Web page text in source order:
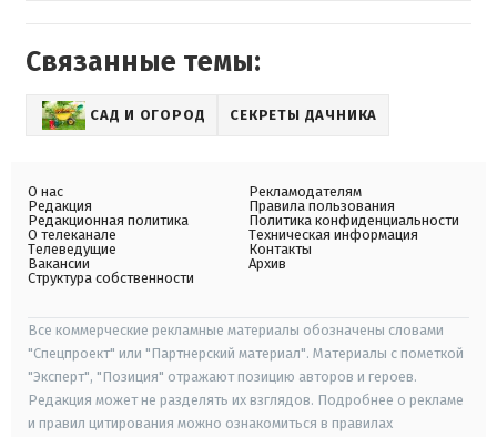
Связанные темы:
САД И ОГОРОД СЕКРЕТЫ ДАЧНИКА
О нас
Редакция
Редакционная политика
О телеканале
Телеведущие
Вакансии
Структура собственности
Рекламодателям
Правила пользования
Политика конфиденциальности
Техническая информация
Контакты
Архив
Все коммерческие рекламные материалы обозначены словами
"Спецпроект" или "Партнерский материал". Материалы с пометкой
"Эксперт", "Позиция" отражают позицию авторов и героев.
Редакция может не разделять их взглядов. Подробнее о рекламе
и правил цитирования можно ознакомиться в правилах